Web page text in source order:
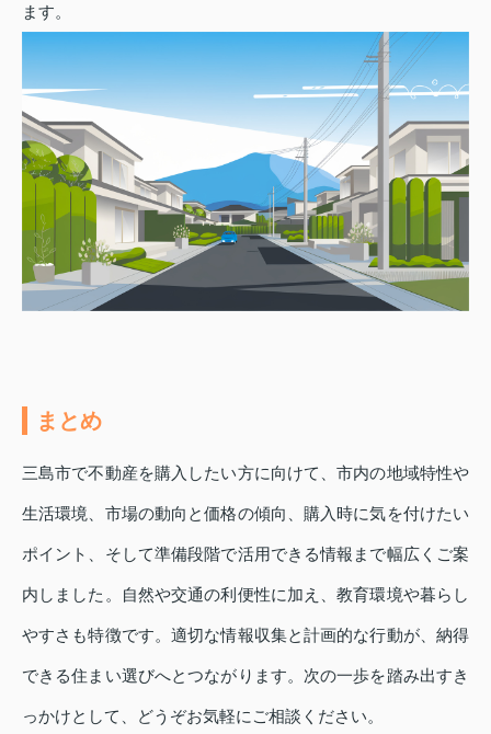
ます。
まとめ
三島市で不動産を購入したい方に向けて、市内の地域特性や
生活環境、市場の動向と価格の傾向、購入時に気を付けたい
ポイント、そして準備段階で活用できる情報まで幅広くご案
内しました。自然や交通の利便性に加え、教育環境や暮らし
やすさも特徴です。適切な情報収集と計画的な行動が、納得
できる住まい選びへとつながります。次の一歩を踏み出すき
っかけとして、どうぞお気軽にご相談ください。